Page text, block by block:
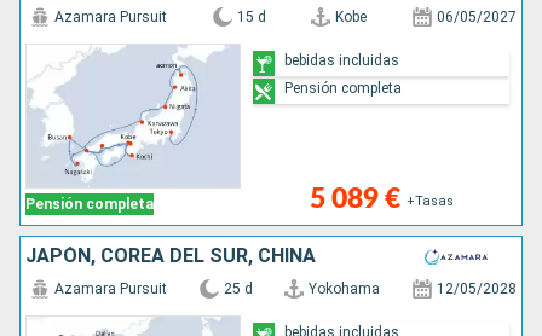
Pensión completa
Azamara Pursuit 15 d Kobe 06/05/2027
5 089 € +Tasas
bebidas incluidas
Pensión completa
JAPÓN, COREA DEL SUR, CHINA
Azamara Pursuit 25 d Yokohama 12/05/2028
bebidas incluidas